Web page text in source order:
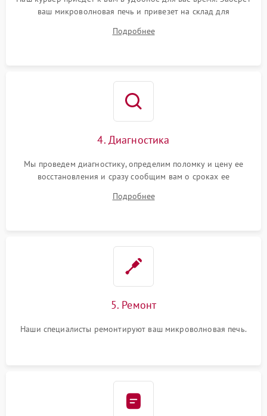
ваш микроволновая печь и привезет на склад для
Подробнее
4. Диагностика
Мы проведем диагностику, определим поломку и цену ее
восстановления и сразу сообщим вам о сроках ее
Подробнее
5. Ремонт
Наши специалисты ремонтируют ваш микроволновая печь.